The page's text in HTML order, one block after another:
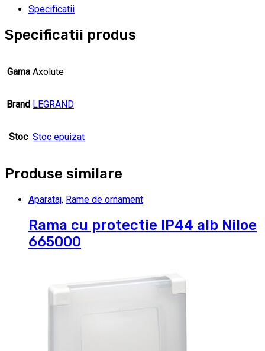
Specificatii
Specificatii produs
Gama Axolute
Brand LEGRAND
Stoc Stoc epuizat
Produse similare
Aparataj, Rame de ornament
Rama cu protectie IP44 alb Niloe
665000